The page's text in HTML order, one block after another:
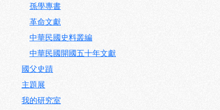
孫學專書
革命文獻
中華民國史料叢編
中華民國開國五十年文獻
國父史蹟
​​​​​主題展
我的研究室